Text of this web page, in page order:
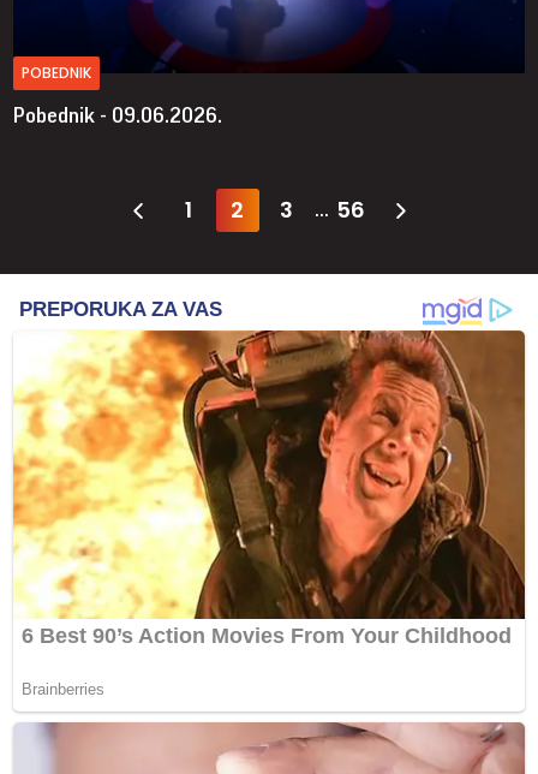
POBEDNIK
Pobednik - 09.06.2026.
1 2 3 ... 56